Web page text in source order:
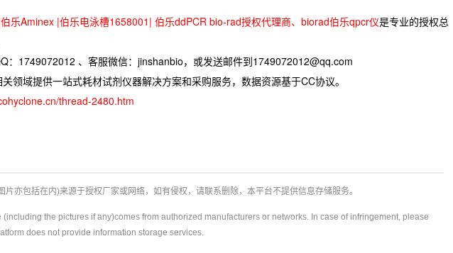
乐Aminex |伯乐电泳槽1658001| 伯乐ddPCR bio-rad授权代理商、biorad伯乐qpcr仪是专业的授权总
：1749072012 、客服微信：jinshanbio，或发送邮件到1749072012@qq.com
领域提供一站式耗材试剂仪器解决方案和采购服务，数据资源基于CC协议。
thread-2480.htm
片亦包括在内)来源于授权厂家或网络，如有侵权，请联系删除，本平台不提供信息存储服务。
(including the pictures if any)comes from authorized manufacturers or networks. In case of infringement, please
does not provide information storage services.